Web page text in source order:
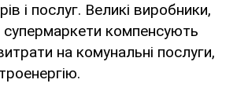
і послуг. Великі виробники,
супермаркети компенсують
на комунальні послуги,